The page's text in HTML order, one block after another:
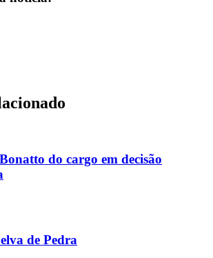
do cargo em decisão
de Pedra